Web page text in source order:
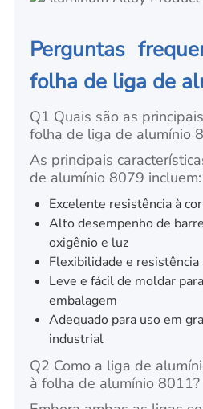
Perguntas
folha de liga de
Q1 Quais são as
folha de liga de alumínio
As principais
de alumínio 8079 incluem:
Excelente resistência à
Alto desempenho de
oxigênio e luz
Flexibilidade e
Leve e fácil de moldar
embalagem
Adequado para uso em
industrial
Q2 Como a liga de
à folha de alumínio 8011?